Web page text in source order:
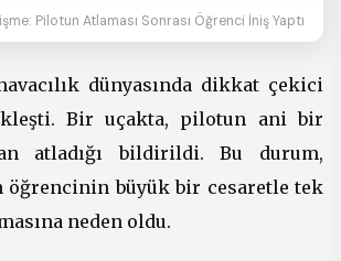
Pilotun Atlaması Sonrası Öğrenci İniş Yaptı
dünyasında dikkat çekici
Bir uçakta, pilotun ani bir
atladığı bildirildi. Bu durum,
öğrencinin büyük bir cesaretle tek
neden oldu.